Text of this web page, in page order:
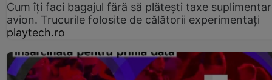
Cum îți faci bagajul fără să plătești taxe
avion. Trucurile folosite de călătorii experimentați
playtech.ro